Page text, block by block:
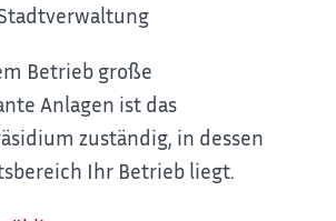
Betrieb große
Anlagen ist das
zuständig, in dessen
Ihr Betrieb liegt.